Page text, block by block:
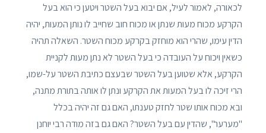
לכאורה, לאמור לעיל, אם יבוא בעל השטר ויטען כי הוא בעל
הקרקע מכוח מעות שנתן או מכוח חוב שחייב לו נותן המעות, יהיה
הדין עימו, שהרי הוא מוחזק בקרקע מכוח השטר. השאלה תהיה
כשאין ויכוח על העובדה כי בעל השטר לא נתן מעות לקניית
הקרקע, אלא שטוען בעל השטר שבעצם כתיבת השטר על-שמו,
הרי זיכה לו בעל המעות את הקרקע ונתן לו אותה בתורת מתנה,
ובא מכוח אותו שטר לחזק טענתו, האם גם זה יהיה בכלל
"מערער", שהדין עם בעל השטר? האם גם בזה מודה רבי יוחנן